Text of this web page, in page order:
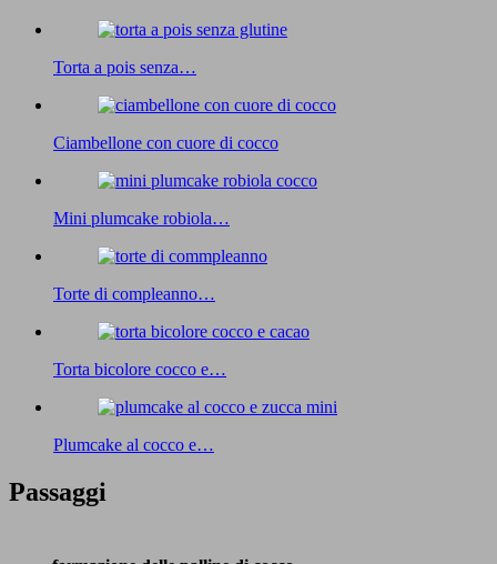
Torta a pois senza…
Ciambellone con cuore di cocco
Mini plumcake robiola…
Torte di compleanno…
Torta bicolore cocco e…
Plumcake al cocco e…
Passaggi